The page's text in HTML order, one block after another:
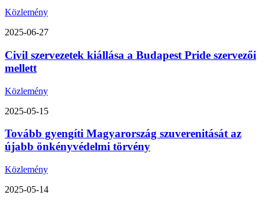
Közlemény
2025-06-27
Civil szervezetek kiállása a Budapest Pride szervezői
mellett
Közlemény
2025-05-15
Tovább gyengíti Magyarország szuverenitását az
újabb önkényvédelmi törvény
Közlemény
2025-05-14